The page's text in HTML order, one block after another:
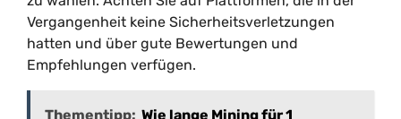
Vergangenheit keine Sicherheitsverletzungen
hatten und über gute Bewertungen und
Empfehlungen verfügen.
Thementipp: Wie lange Mining für 1